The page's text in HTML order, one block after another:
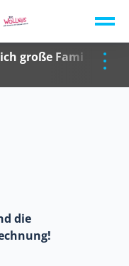
große Familie
die